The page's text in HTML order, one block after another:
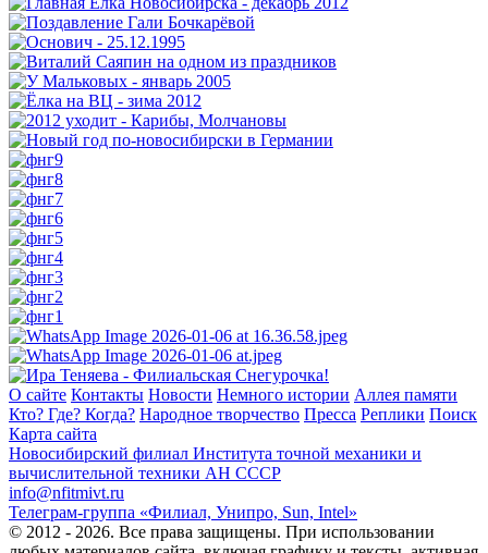
О сайте Контакты Новости Немного истории Аллея памяти
Кто? Где? Когда? Народное творчество Пресса Реплики Поиск
Карта сайта
Новосибирский филиал Института точной механики и
вычислительной техники АН СССР
info@nfitmivt.ru
Телеграм-группа «Филиал, Унипро, Sun, Intel»
© 2012 - 2026. Все права защищены. При использовании